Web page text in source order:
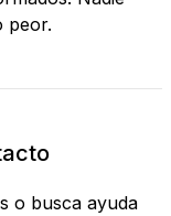
peor.
o busca ayuda